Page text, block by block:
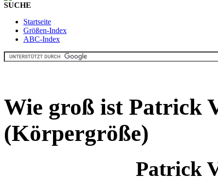
SUCHE
Startseite
Größen-Index
ABC-Index
Wie groß ist Patrick
(Körpergröße)
Patrick